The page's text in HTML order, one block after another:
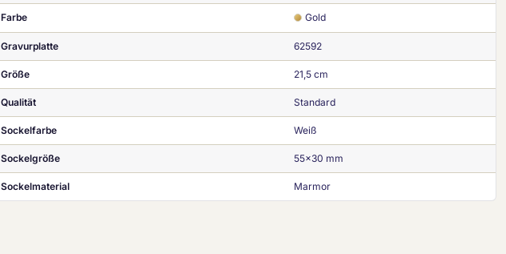
Farbe Gold
Gravurplatte 62592
Größe 21,5 cm
Qualität Standard
Sockelfarbe Weiß
Sockelgröße 55x30 mm
Sockelmaterial Marmor